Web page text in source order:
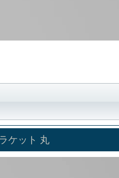
ケット 丸